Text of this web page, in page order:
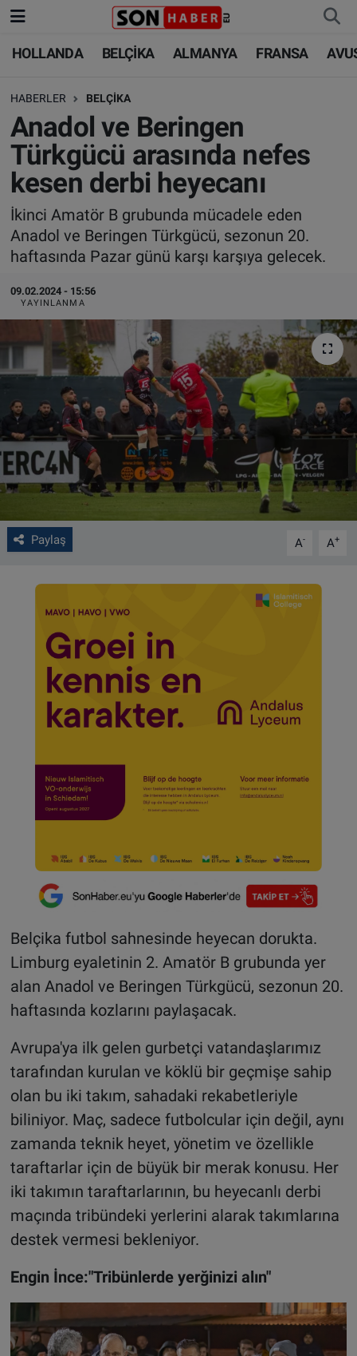
HOLLANDA BELÇİKA ALMANYA FRANSA
HABERLER BELÇİKA
Anadol ve Beringen
Türkgücü arasında nefes
kesen derbi heyecanı
İkinci Amatör B grubunda mücadele eden
Anadol ve Beringen Türkgücü, sezonun 20.
haftasında Pazar günü karşı karşıya gelecek.
09.02.2024 - 15:56
YAYINLANMA
Paylaş A- A+
Belçika futbol sahnesinde heyecan dorukta.
Limburg eyaletinin 2. Amatör B grubunda yer
alan Anadol ve Beringen Türkgücü, sezonun 20.
haftasında kozlarını paylaşacak.
Avrupa'ya ilk gelen gurbetçi vatandaşlarımız
tarafından kurulan ve köklü bir geçmişe sahip
olan bu iki takım, sahadaki rekabetleriyle
biliniyor. Maç, sadece futbolcular için değil, aynı
zamanda teknik heyet, yönetim ve özellikle
taraftarlar için de büyük bir merak konusu. Her
iki takımın taraftarlarının, bu heyecanlı derbi
maçında tribündeki yerlerini alarak takımlarına
destek vermesi bekleniyor.
Engin İnce:"Tribünlerde yerğinizi alın"
HOLLANDA
BELÇİKA
ALMANYA
FRANSA
AVUSTURYA
SAĞLIK - YAŞAM
BİLİM-TEKNOLOJİ
HOLLANDA
BELÇİKA
ALMANYA
TÜRKİYE
DÜNYA
BİLİM-TEKNOLOJİ
SAĞLIK
FOTO GALERİ
VIDEO GALERİ
ALGEMENE VOORWAARDEN
CONTACT
Çerez Politikası
Nöbetçi Eczaneler
Hava Durumu
Trafik Durumu
Süper Lig Puan Durumu ve Fikstür
Tüm Manşetler
Son Dakika Haberleri
Haber Arşivi